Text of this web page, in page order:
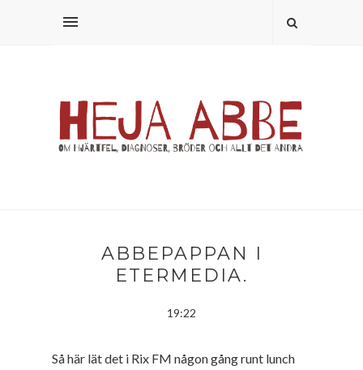
ABBEPAPPAN I
ETERMEDIA.
19:22
Så här lät det i Rix FM någon gång runt lunch